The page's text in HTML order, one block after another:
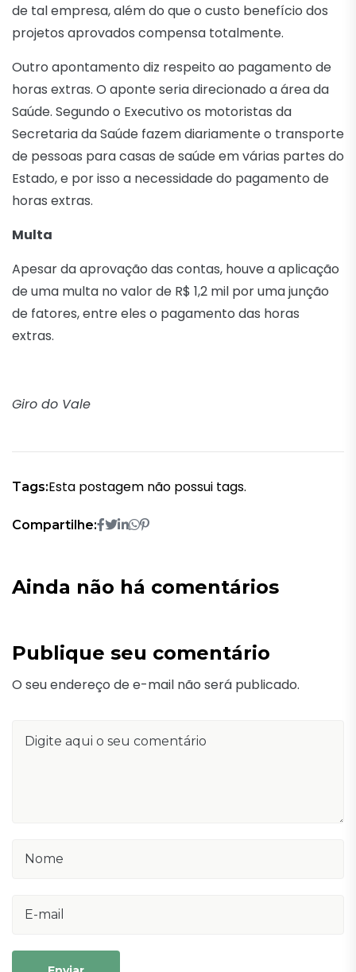
de tal empresa, além do que o custo benefício dos
projetos aprovados compensa totalmente.
Outro apontamento diz respeito ao pagamento de
horas extras. O aponte seria direcionado a área da
Saúde. Segundo o Executivo os motoristas da
Secretaria da Saúde fazem diariamente o transporte
de pessoas para casas de saúde em várias partes do
Estado, e por isso a necessidade do pagamento de
horas extras.
Multa
Apesar da aprovação das contas, houve a aplicação
de uma multa no valor de R$ 1,2 mil por uma junção
de fatores, entre eles o pagamento das horas
extras.
Giro do Vale
Tags:Esta postagem não possui tags.
Compartilhe:
Ainda não há comentários
Publique seu comentário
O seu endereço de e-mail não será publicado.